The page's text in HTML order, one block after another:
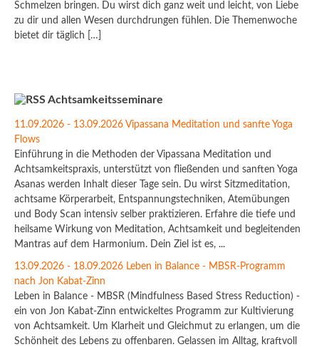
Schmelzen bringen. Du wirst dich ganz weit und leicht, von Liebe
zu dir und allen Wesen durchdrungen fühlen. Die Themenwoche
bietet dir täglich […]
Achtsamkeitsseminare
11.09.2026 - 13.09.2026 Vipassana Meditation und sanfte Yoga
Flows
Einführung in die Methoden der Vipassana Meditation und
Achtsamkeitspraxis, unterstützt von fließenden und sanften Yoga
Asanas werden Inhalt dieser Tage sein. Du wirst Sitzmeditation,
achtsame Körperarbeit, Entspannungstechniken, Atemübungen
und Body Scan intensiv selber praktizieren. Erfahre die tiefe und
heilsame Wirkung von Meditation, Achtsamkeit und begleitenden
Mantras auf dem Harmonium. Dein Ziel ist es, ...
13.09.2026 - 18.09.2026 Leben in Balance - MBSR-Programm
nach Jon Kabat-Zinn
Leben in Balance - MBSR (Mindfulness Based Stress Reduction) -
ein von Jon Kabat-Zinn entwickeltes Programm zur Kultivierung
von Achtsamkeit. Um Klarheit und Gleichmut zu erlangen, um die
Schönheit des Lebens zu offenbaren. Gelassen im Alltag, kraftvoll